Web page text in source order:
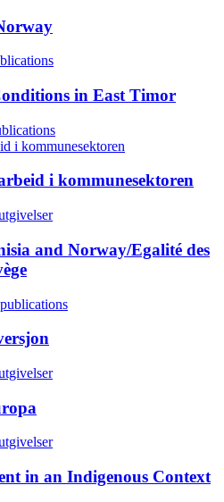
in East Timor
i kommunesektoren
and Norway/Egalité des
in an Indigenous Context